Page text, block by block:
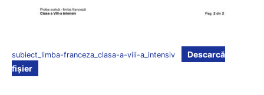
subiect_limba-franceza_clasa-a-viii-a_intensiv
Descarcă
fișier